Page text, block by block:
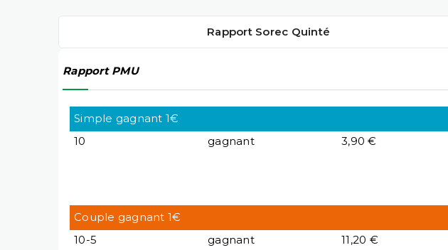
Rapport Sorec Quinté
Rapport PMU
Simple gagnant 1€
10
gagnant 3,90 €
Couple gagnant 1€
10-5
gagnant 11,20 €